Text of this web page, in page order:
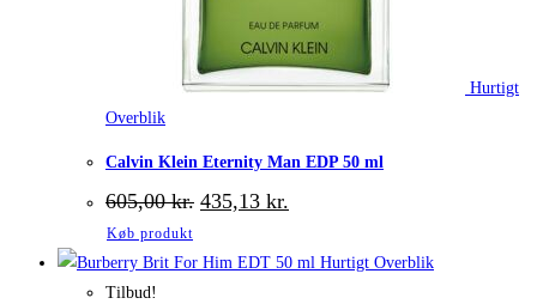
Hurtigt
Overblik
Calvin Klein Eternity Man EDP 50 ml
605,00kr. Den
oprindelige
var:
435,13 kr.
er:
Køb produkt
Hurtigt Overblik
Tilbud!